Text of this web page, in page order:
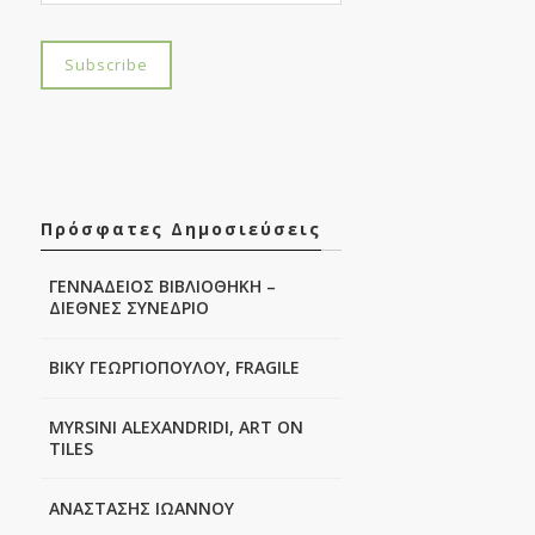
Πρόσφατες Δημοσιεύσεις
ΓΕΝΝΑΔΕΙΟΣ ΒΙΒΛΙΟΘΗΚΗ –
ΔΙΕΘΝΕΣ ΣΥΝΕΔΡΙΟ
ΒΙΚΥ ΓΕΩΡΓΙΟΠΟΥΛΟΥ, FRAGILE
MYRSINI ALEXANDRIDI, ART ON
TILES
ΑΝΑΣΤΑΣΗΣ ΙΩΑΝΝΟΥ